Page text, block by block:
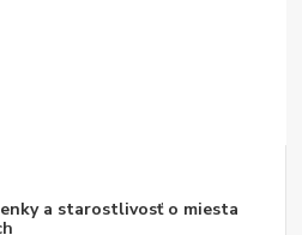
a starostlivosť o miesta